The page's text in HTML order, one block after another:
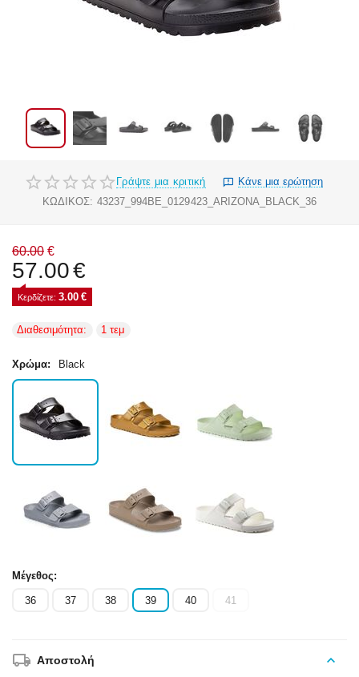
Γράψτε μια κριτική
Κάνε μια ερώτηση
ΚΩΔΙΚΟΣ: 43237_994BE_0129423_ARIZONA_BLACK_36
60.00 €
57.00€
Κερδίζετε: 3.00 €
Διαθεσιμότητα: 1 τεμ
Χρώμα: Black
Μέγεθος:
36 37 38 39 40 41
Αποστολή